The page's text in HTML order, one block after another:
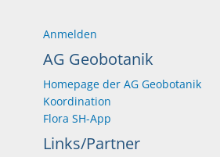
Anmelden
AG Geobotanik
Homepage der AG Geobotanik
Koordination
Flora SH-App
Links/Partner